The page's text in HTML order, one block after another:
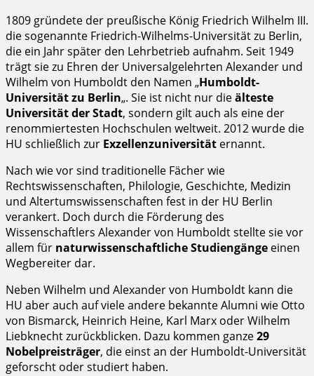
1809 gründete der preußische König Friedrich Wilhelm III.
die sogenannte Friedrich-Wilhelms-Universität zu Berlin,
die ein Jahr später den Lehrbetrieb aufnahm. Seit 1949
trägt sie zu Ehren der Universalgelehrten Alexander und
Wilhelm von Humboldt den Namen „Humboldt-
Universität zu Berlin„. Sie ist nicht nur dieälteste
Universität der Stadt, sondern gilt auch als eine der
renommiertesten Hochschulen weltweit. 2012 wurde die
HU schließlich zur Exzellenzuniversität ernannt.
Nach wie vor sind traditionelle Fächer wie
Rechtswissenschaften, Philologie, Geschichte, Medizin
und Altertumswissenschaften fest in der HU Berlin
verankert. Doch durch die Förderung des
Wissenschaftlers Alexander von Humboldt stellte sie vor
allem für naturwissenschaftliche Studiengänge einen
Wegbereiter dar.
Neben Wilhelm und Alexander von Humboldt kann die
HU aber auch auf viele andere bekannte Alumni wie Otto
von Bismarck, Heinrich Heine, Karl Marx oder Wilhelm
Liebknecht zurückblicken. Dazu kommen ganze29
Nobelpreisträger, die einst an der Humboldt-Universität
geforscht oder studiert haben.